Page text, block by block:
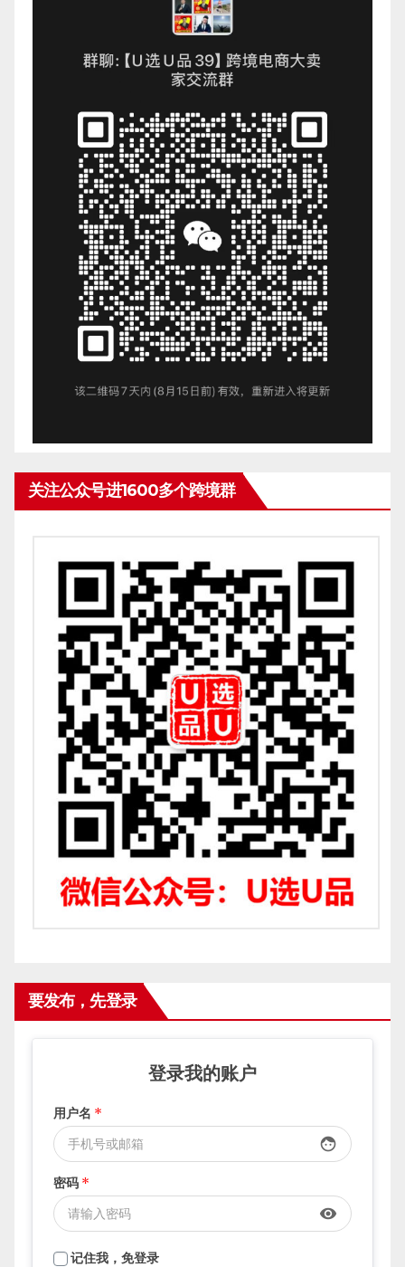
关注公众号进1600多个跨境群
要发布，先登录
登录我的账户
用户名 *
face
密码 *
visibility
记住我，免登录